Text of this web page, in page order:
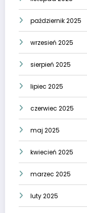
październik 2025
wrzesień 2025
sierpień 2025
lipiec 2025
czerwiec 2025
maj 2025
kwiecień 2025
marzec 2025
luty 2025